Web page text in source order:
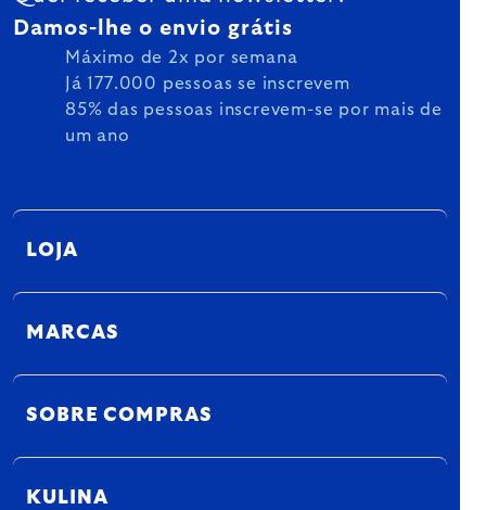
Damos-lhe o envio grátis
Máximo de 2x por semana
Já 177.000 pessoas se inscrevem
85% das pessoas inscrevem-se por mais de
um ano
LOJA
MARCAS
SOBRE COMPRAS
KULINA